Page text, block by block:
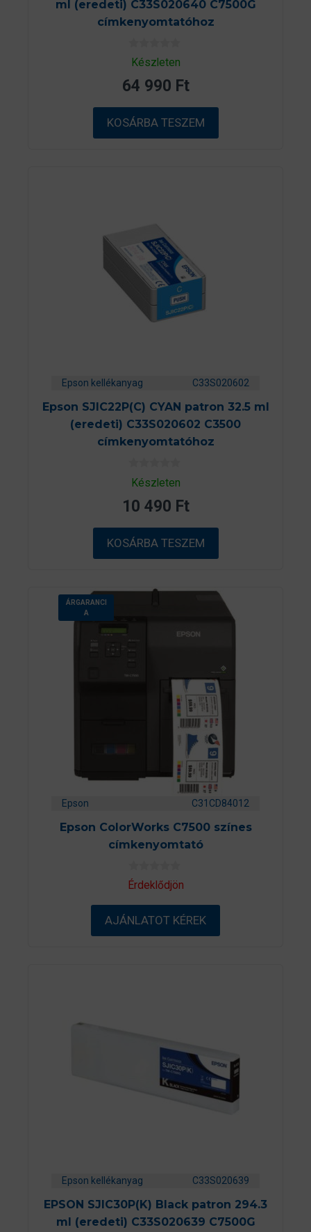
ml (eredeti) C33S020640 C7500G
címkenyomtatóhoz
0
a
5
b
ő
l
Készleten
64 990 Ft
KOSÁRBA TESZEM
Epson kellékanyag C33S020602
Epson SJIC22P(C) CYAN patron 32.5 ml
(eredeti) C33S020602 C3500
címkenyomtatóhoz
0
a
5
b
ő
l
Készleten
10 490 Ft
KOSÁRBA TESZEM
ÁRGARANCI
A
Epson C31CD84012
Epson ColorWorks C7500 színes
címkenyomtató
0
a
-
ő
Érdeklődjön
AJÁNLATOT KÉREK
Epson kellékanyag C33S020639
EPSON SJIC30P(K) Black patron 294.3
ml (eredeti) C33S020639 C7500G